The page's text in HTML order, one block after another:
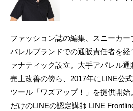
ファッション誌の編集、スニーカ
パレルブランドでの通販責任者を経
ァナティック設立。大手アパレル
売上改善の傍ら、2017年にLINE公
ツール「ワズアップ！」を提供開始
だけのLINEの認定講師 LINE